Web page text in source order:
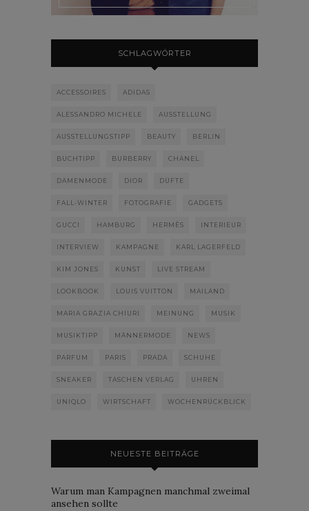
SCHLAGWÖRTER
ACCESSOIRES ADIDAS
ALESSANDRO MICHELE AUSSTELLUNG
AUSSTELLUNGSTIPP BEAUTY BERLIN
BUCHTIPP BURBERRY CHANEL
DAMENMODE DIOR DÜFTE
FALL-WINTER FOTOGRAFIE GADGETS
GUCCI HAMBURG HERMÈS INTERIEUR
INTERVIEW KAMPAGNE KARL LAGERFELD
KIM JONES KUNST LIVE STREAM
LOOKBOOK LOUIS VUITTON MAILAND
MARIA GRAZIA CHIURI MEINUNG MUSIK
MUSIKTIPP MÄNNERMODE NEWS
PARFUM PARIS PRADA SCHUHE
SNEAKER TASCHEN VERLAG UHREN
UNIQLO WIRTSCHAFT WOCHENRÜCKBLICK
NEUESTE BEITRÄGE
Warum man Kampagnen manchmal zweimal
ansehen sollte